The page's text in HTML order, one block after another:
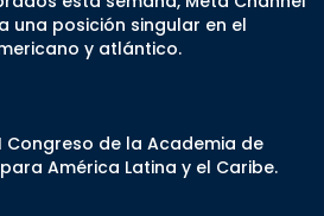
una posición singular en el
y atlántico.
Congreso de la Academia de
América Latina y el Caribe.